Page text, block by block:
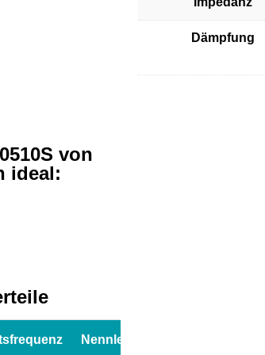
von
ideal:
Nennleistung
Dämpfung